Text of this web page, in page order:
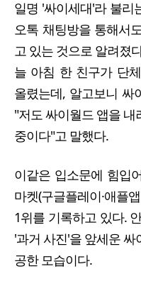
일명 '싸이세대'라 불리
오톡 채팅방을 통해서
고 있는 것으로 알려졌
늘 아침 한 친구가 단
올렸는데, 알고보니 싸
"저도 싸이월드 앱을
중이다"고 말했다.
이같은 입소문에 힘입
마켓(구글플레이·애플
1위를 기록하고 있다.
'과거 사진'을 앞세운
공한 모습이다.